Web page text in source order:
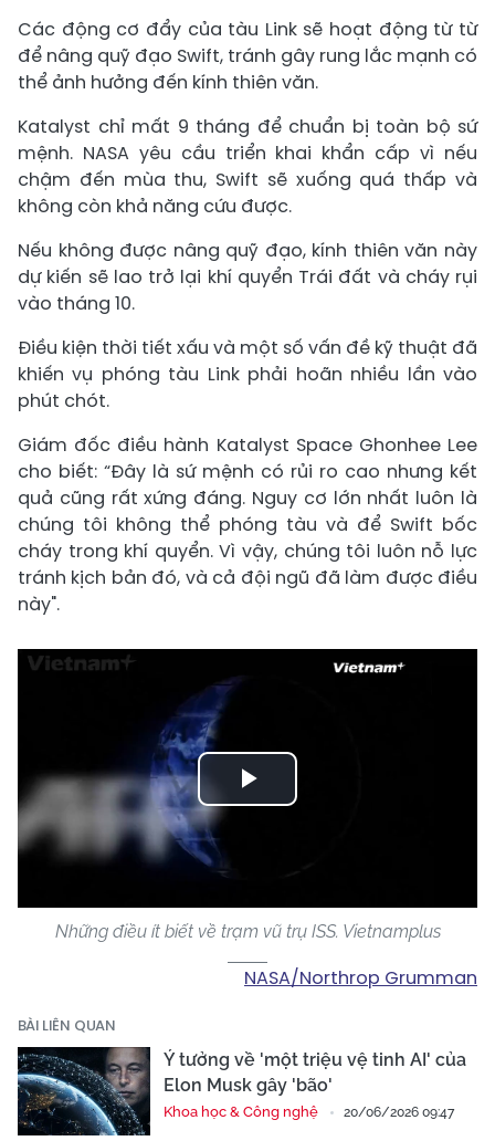
Các động cơ đẩy của tàu Link sẽ hoạt động từ từ
để nâng quỹ đạo Swift, tránh gây rung lắc mạnh có
thể ảnh hưởng đến kính thiên văn.
Katalyst chỉ mất 9 tháng để chuẩn bị toàn bộ sứ
mệnh. NASA yêu cầu triển khai khẩn cấp vì nếu
chậm đến mùa thu, Swift sẽ xuống quá thấp và
không còn khả năng cứu được.
Nếu không được nâng quỹ đạo, kính thiên văn này
dự kiến sẽ lao trở lại khí quyển Trái đất và cháy rụi
vào tháng 10.
Điều kiện thời tiết xấu và một số vấn đề kỹ thuật đã
khiến vụ phóng tàu Link phải hoãn nhiều lần vào
phút chót.
Giám đốc điều hành Katalyst Space Ghonhee Lee
cho biết: “Đây là sứ mệnh có rủi ro cao nhưng kết
quả cũng rất xứng đáng. Nguy cơ lớn nhất luôn là
chúng tôi không thể phóng tàu và để Swift bốc
cháy trong khí quyển. Vì vậy, chúng tôi luôn nỗ lực
tránh kịch bản đó, và cả đội ngũ đã làm được điều
này".
Play
Những điều ít biết về trạm vũ trụ ISS. Vietnamplus
NASA/Northrop Grumman
BÀI LIÊN QUAN
Ý tưởng về 'một triệu vệ tinh AI' của
Elon Musk gây 'bão'
Khoa học & Công nghệ 20/06/2026 09:47